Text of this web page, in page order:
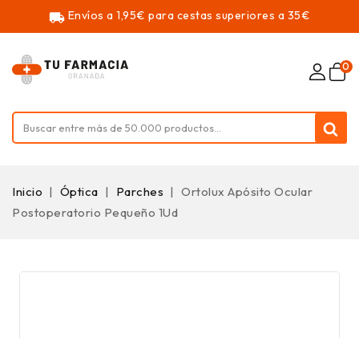
local_shipping Envíos a 1,95€ para cestas superiores a 35€
0
Inicio Óptica Parches
Ortolux Apósito Ocular
Postoperatorio Pequeño 1Ud